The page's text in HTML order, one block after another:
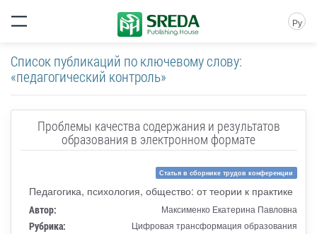
Ру
Список публикаций по ключевому слову:
«педагогический контроль»
Проблемы качества содержания и результатов
образования в электронном формате
Статья в сборнике трудов конференции
Педагогика, психология, общество: от теории к практике
Автор: Максименко Екатерина Павловна
Рубрика: Цифровая трансформация образования